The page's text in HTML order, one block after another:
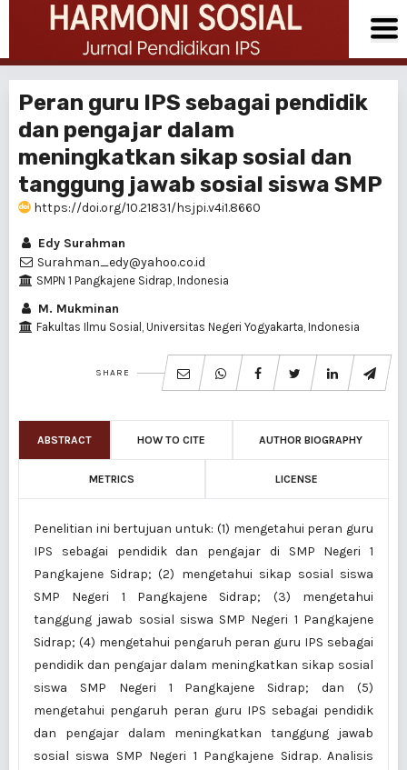
Peran guru IPS sebagai pendidik
dan pengajar dalam
meningkatkan sikap sosial dan
tanggung jawab sosial siswa SMP
https://doi.org/10.21831/hsjpi.v4i1.8660
Edy Surahman
Surahman_edy@yahoo.co.id
SMPN 1 Pangkajene Sidrap, Indonesia
M. Mukminan
Fakultas Ilmu Sosial, Universitas Negeri Yogyakarta, Indonesia
SHARE
ABSTRACT HOW TO CITE AUTHOR BIOGRAPHY
METRICS LICENSE
Penelitian ini bertujuan untuk: (1) mengetahui peran guru
IPS sebagai pendidik dan pengajar di SMP Negeri 1
Pangkajene Sidrap; (2) mengetahui sikap sosial siswa
SMP Negeri 1 Pangkajene Sidrap; (3) mengetahui
tanggung jawab sosial siswa SMP Negeri 1 Pangkajene
Sidrap; (4) mengetahui pengaruh peran guru IPS sebagai
pendidik dan pengajar dalam meningkatkan sikap sosial
siswa SMP Negeri 1 Pangkajene Sidrap; dan (5)
mengetahui pengaruh peran guru IPS sebagai pendidik
dan pengajar dalam meningkatkan tanggung jawab
sosial siswa SMP Negeri 1 Pangkajene Sidrap. Analisis